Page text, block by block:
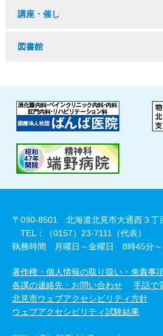
講座・催し
図書館
〒090-8501 北海道北見市大通西３丁
TEL：（0157）23-7111（代表）
執務時間 月曜日～金曜日 8時45分～
著作権・個人情報の取り扱い・免責事
各課の連絡先・お問い合わせ
手話で
北見市ウェブアクセシビリティ方針
ウェブアクセシビリティ試験結果